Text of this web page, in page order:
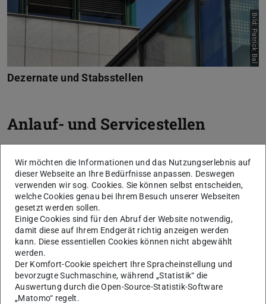
Bild: Patrick Bal
Dezernate und Stabsstellen
Anlauf- und Servicestellen
Personalrat
Schwerbehindertenvertretung
Gleichstellungsbeauftragte
Bedrohungsmanagement
Wir möchten die Informationen und das Nutzungserlebnis auf
dieser Webseite an Ihre Bedürfnisse anpassen. Deswegen
verwenden wir sog. Cookies. Sie können selbst entscheiden,
welche Cookies genau bei Ihrem Besuch unserer Webseiten
gesetzt werden sollen.
Einige Cookies sind für den Abruf der Website notwendig,
damit diese auf Ihrem Endgerät richtig anzeigen werden
kann. Diese essentiellen Cookies können nicht abgewählt
werden.
Der Komfort-Cookie speichert Ihre Spracheinstellung und
bevorzugte Suchmaschine, während „Statistik“ die
Auswertung durch die Open-Source-Statistik-Software
„Matomo“ regelt.